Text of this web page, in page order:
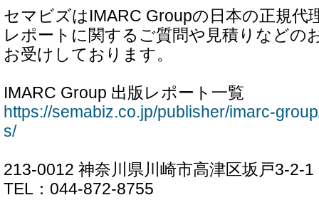
セマビズはIMARC Groupの日本の正規代
レポートに関するご質問や見積りなどの
お受けしております。
IMARC Group 出版レポート一覧
https://semabiz.co.jp/publisher/imarc-
s/
213-0012 神奈川県川崎市高津区坂戸3-2-
TEL：044-872-8755